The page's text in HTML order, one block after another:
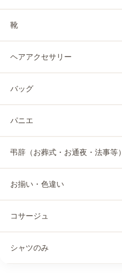
靴
ヘアアクセサリー
バッグ
パニエ
弔辞（お葬式・お通夜・法事等）
お揃い・色違い
コサージュ
シャツのみ